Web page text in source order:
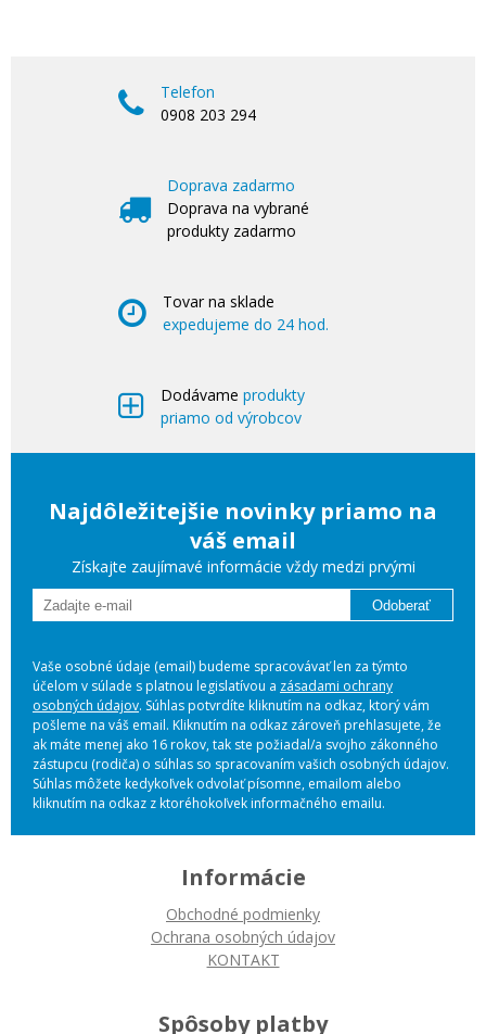
Telefon
0908 203 294
Doprava zadarmo
Doprava na vybrané
produkty zadarmo
Tovar na sklade
expedujeme do 24 hod.
Dodávame produkty
priamo od výrobcov
Najdôležitejšie novinky priamo na
váš email
Získajte zaujímavé informácie vždy medzi prvými
Odoberať
Vaše osobné údaje (email) budeme spracovávať len za týmto
účelom v súlade s platnou legislatívou a zásadami ochrany
osobných údajov. Súhlas potvrdíte kliknutím na odkaz, ktorý vám
pošleme na váš email. Kliknutím na odkaz zároveň prehlasujete, že
ak máte menej ako 16 rokov, tak ste požiadal/a svojho zákonného
zástupcu (rodiča) o súhlas so spracovaním vašich osobných údajov.
Súhlas môžete kedykoľvek odvolať písomne, emailom alebo
kliknutím na odkaz z ktoréhokoľvek informačného emailu.
Informácie
Obchodné podmienky
Ochrana osobných údajov
KONTAKT
Spôsoby platby